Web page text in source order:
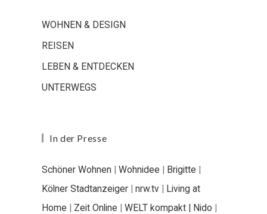
WOHNEN & DESIGN
REISEN
LEBEN & ENTDECKEN
UNTERWEGS
In der Presse
Schöner Wohnen | Wohnidee | Brigitte |
Kölner Stadtanzeiger | nrw.tv | Living at
Home | Zeit Online | WELT kompakt | Nido |